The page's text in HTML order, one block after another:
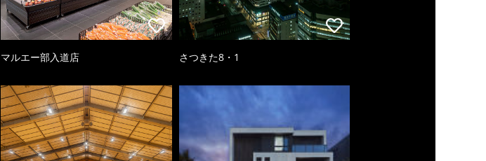
マルエー部入道店 さつきた8・1